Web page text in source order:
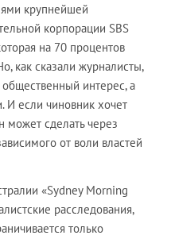
крупнейшей
корпорации SBS
на 70 процентов
как сказали журналисты,
интерес, а
И если чиновник хочет
может сделать через
от воли властей
«Sydney Morning
расследования,
только